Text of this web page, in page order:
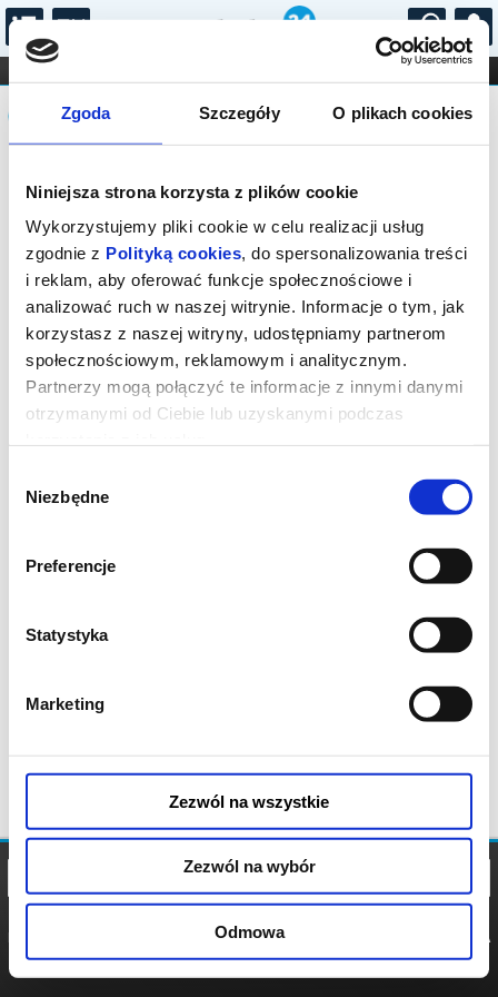
Zgoda Szczegóły O plikach cookies
Niniejsza strona korzysta z plików cookie
Wykorzystujemy pliki cookie w celu realizacji usług
zgodnie z Polityką cookies, do spersonalizowania treści
i reklam, aby oferować funkcje społecznościowe i
analizować ruch w naszej witrynie. Informacje o tym, jak
korzystasz z naszej witryny, udostępniamy partnerom
społecznościowym, reklamowym i analitycznym.
Partnerzy mogą połączyć te informacje z innymi danymi
otrzymanymi od Ciebie lub uzyskanymi podczas
zgody
Niezbędne
Preferencje
Statystyka
Marketing
Zezwól na wszystkie
Zezwól na wybór
Odmowa
...
FILHARMONIA OPERA I BALET
STAND-UP
DLA DZIECI
Komunikat
Sprzedaż biletów on-line na wydarzenie
została zakończona.
POLITYKA
POLITYKA